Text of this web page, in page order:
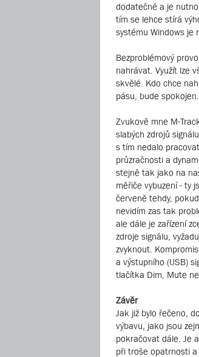
dodatečné a je
tím se lehce stírá
systému Windows je
Bezproblémový
nahrávat. Využít lze
skvělé. Kdo chce
pásu, bude spokojen.
Zvukově mne M-
slabých zdrojů
s tím nedalo
průzračnosti a
stejně tak jako na
měřiče vybuzení - ty
červeně tehdy,
nevidím zas tak
ale dále je zařízení
zdroje signálu,
zvyknout.
a výstupního (USB)
tlačítka Dim, Mute
Závěr
Jak již bylo řečeno,
výbavu, jako jsou
pokračovat dále. Je
při troše opatrnosti